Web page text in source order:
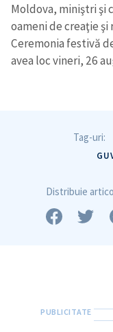
Moldova, miniştri
oameni de creaţie
Ceremonia festivă
avea loc vineri, 26
Tag-uri:
Distribuie